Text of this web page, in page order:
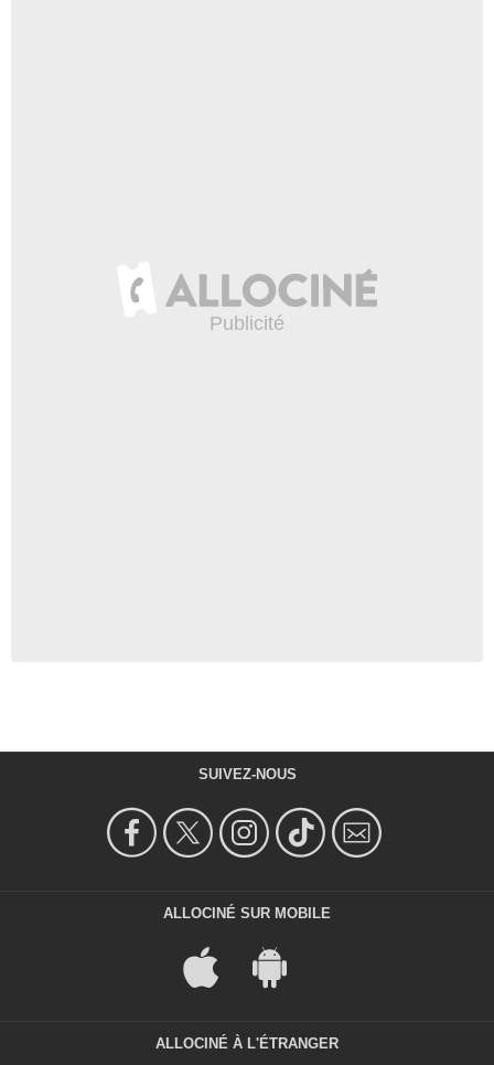
SUIVEZ-NOUS
ALLOCINÉ SUR MOBILE
ALLOCINÉ À L'ÉTRANGER